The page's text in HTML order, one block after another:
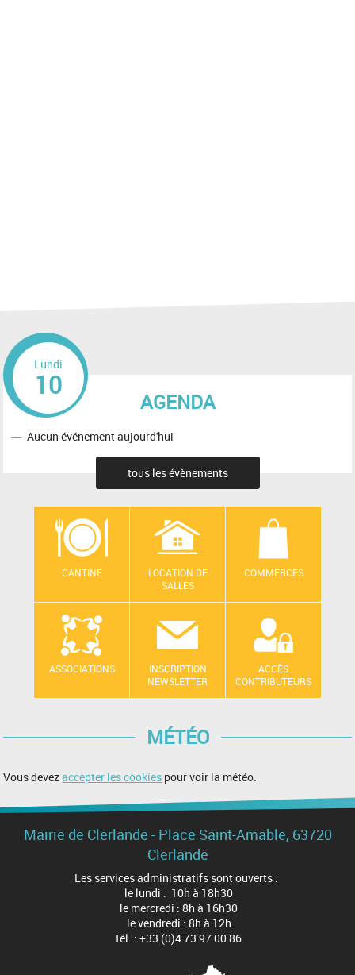
AGENDA
Lundi
10
Aucun événement aujourd'hui
tous les évènements
CANTINE
LOCATION DE
SALLES
COMMERCES
ASSOCIATIONS
INSCRIPTION
NEWSLETTER
ACCÈS
CONTRIBUTEURS
MÉTÉO
Vous devezaccepter les cookies pour voir la météo.
Mairie de Clerlande - Place Saint-Amable, 63720
Clerlande
Les services administratifs sont ouverts :
le lundi : 10h à 18h30
le mercredi : 8h à 16h30
le vendredi : 8h à 12h
Tél. : +33 (0)4 73 97 00 86